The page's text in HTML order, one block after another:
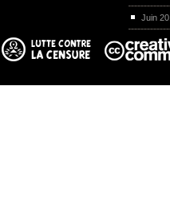
Juin